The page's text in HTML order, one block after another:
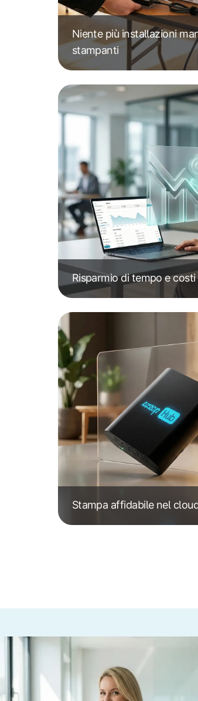
Niente più installazioni
stampanti
Risparmio di tempo e costi
Stampa affidabile nel